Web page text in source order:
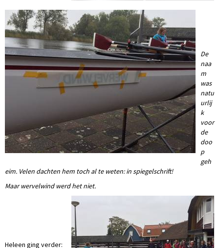
De
naa
m
was
natu
urlij
k
voor
de
doo
p
geh
eim. Velen dachten hem toch al te weten: in spiegelschrift!
Maar wervelwind werd het niet.
Heleen ging verder: